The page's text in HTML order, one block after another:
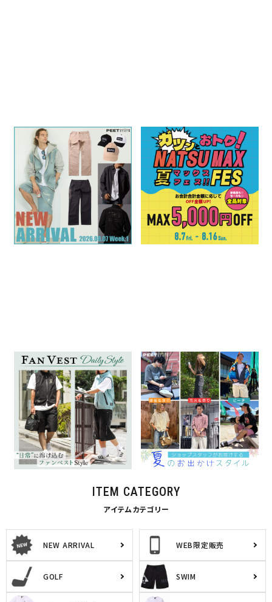
2026SS NEW ARRIVAL
2026.08.07
特集一覧
アツい夏、アツいOFF。NATSU
MAX FES
2026.08.07
イベント・ノベルティ関連
特集一覧
日常に溶け込む DailyStyleフ
ァンベスト
2026.08.07
GOLF 特集一覧
＼ショップスタッフがお届けす
る／ 夏のお出かけスタイル
2026.08.07
スタッフコンテンツ 特集一覧
ITEM CATEGORY
アイテムカテゴリー
NEW ARRIVAL WEB限定販売
GOLF SWIM